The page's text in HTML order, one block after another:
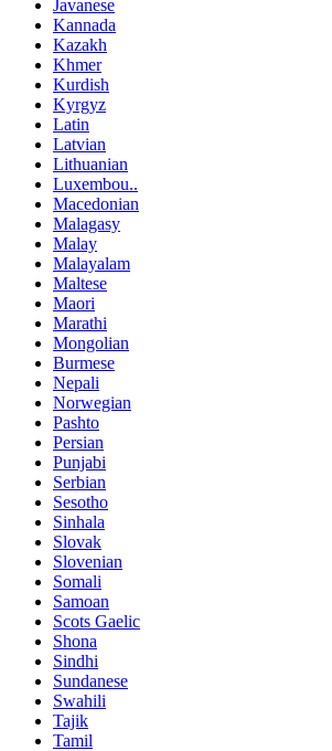
Javanese
Kannada
Kazakh
Khmer
Kurdish
Kyrgyz
Latin
Latvian
Lithuanian
Luxembou..
Macedonian
Malagasy
Malay
Malayalam
Maltese
Maori
Marathi
Mongolian
Burmese
Nepali
Norwegian
Pashto
Persian
Punjabi
Serbian
Sesotho
Sinhala
Slovak
Slovenian
Somali
Samoan
Scots Gaelic
Shona
Sindhi
Sundanese
Swahili
Tajik
Tamil